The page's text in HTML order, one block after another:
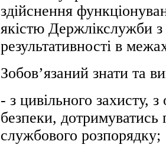
здійснення
якістю Держлікслужби
результативності в
Зобов’язаний знати та
- з цивільного захисту,
безпеки, дотримуватись
службового розпорядку;